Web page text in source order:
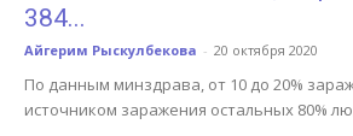
384...
Айгерим Рыскулбекова - 20 октября 2020
По данным минздрава, от 10 до 20%
источником заражения остальных 80%